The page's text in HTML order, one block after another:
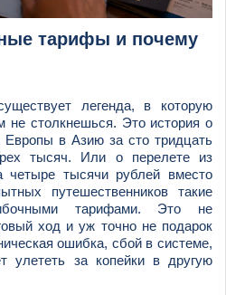
тарифы и почему
легенда, в которую
не столкнешься. Это история о
Европы в Азию за сто тридцать
тысяч. Или о перелете из
тысячи рублей вместо
путешественников такие
тарифами. Это не
ход и уж точно не подарок
ошибка, сбой в системе,
улететь за копейки в другую